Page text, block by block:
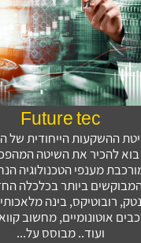
לתכנון פיננסי וניהול
מלאו את הפרטים ונחזור אליכם
Future tec
ההשקעות הייחודית של
בוא להכיר את השיטה
מענפי הטכנולוגיה
ביותר בכלכלה
אוטונומיים, מחשוב
ועוד.. מבוסס על...